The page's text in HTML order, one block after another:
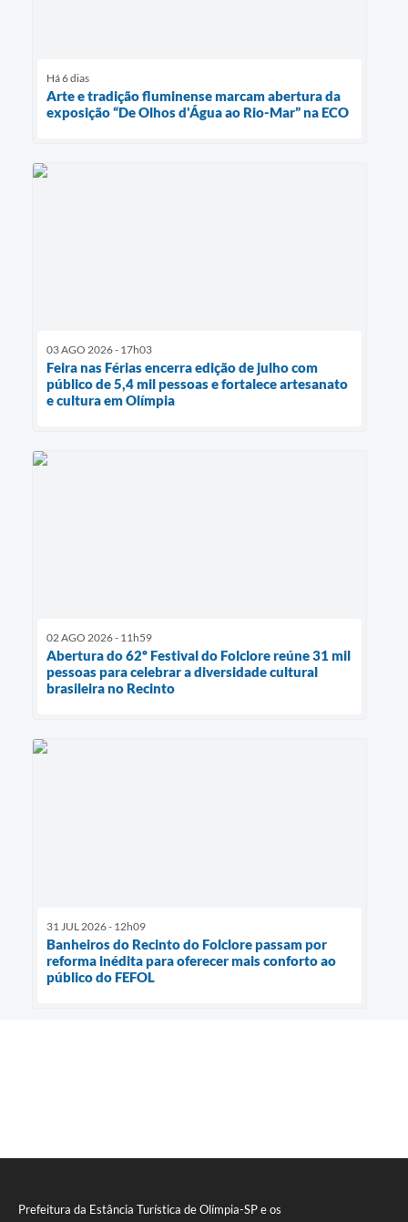
Prefeitura da Estância Turística de Olímpia-SP e os
Há 6 dias
Arte e tradição fluminense marcam abertura da
exposição “De Olhos d'Água ao Rio-Mar” na ECO
03 AGO 2026 - 17h03
Feira nas Férias encerra edição de julho com
público de 5,4 mil pessoas e fortalece artesanato
e cultura em Olímpia
02 AGO 2026 - 11h59
Abertura do 62º Festival do Folclore reúne 31 mil
pessoas para celebrar a diversidade cultural
brasileira no Recinto
31 JUL 2026 - 12h09
Banheiros do Recinto do Folclore passam por
reforma inédita para oferecer mais conforto ao
público do FEFOL